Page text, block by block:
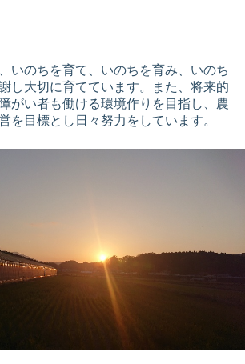
いのちを育て、いのちを育み、いのち
し大切に育てています。また、将来的
がい者も働ける環境作りを目指し、農
を目標とし日々努力をしています。